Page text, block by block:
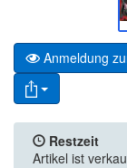
Anmeldung
Restzeit
Artikel ist